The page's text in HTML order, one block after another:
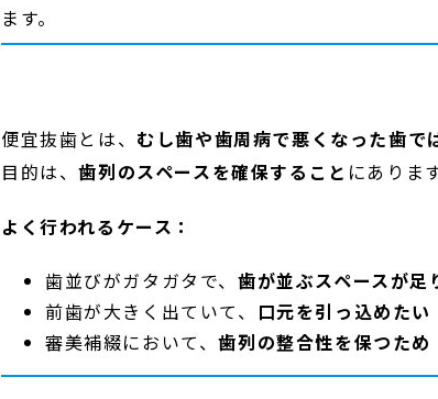
ます。
便宜抜歯とは、 むし歯や歯周病で悪くなった歯で
目的は、歯列のスペースを確保すること にあります
よく行われるケース：
歯並びがガタガタで、 歯が並ぶスペースが足
前歯が大きく出ていて、 口元を引っ込めたい
審美補綴において、歯列の整合性を保つため